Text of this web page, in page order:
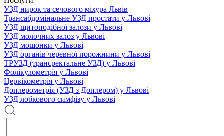
УЗД нирок та сечового міхура Львів
Трансабдомінальне УЗД простати у Львові
УЗД щитоподібної залози у Львові
УЗД молочних залоз у Львові
УЗД мошонки у Львові
УЗД органів черевної порожнини у Львові
ТРУЗД (трансректальне УЗД) у Львові
Фолікулометрія у Львові
Цервікометрія у Львові
Доплерометрія (УЗД з Доплером) у Львові
УЗД лобкового симфізу у Львові